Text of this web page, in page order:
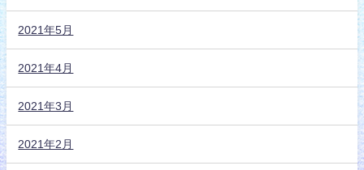
2021年5月
2021年4月
2021年3月
2021年2月